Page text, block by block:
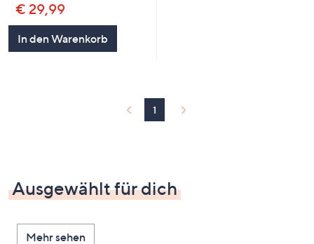
€ 29,99
In den Warenkorb
1
Ausgewählt für dich
Mehr sehen